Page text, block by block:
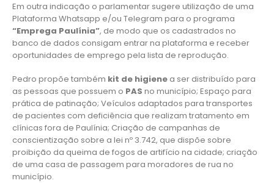
Em outra indicação o parlamentar sugere utilização de uma
Plataforma Whatsapp e/ou Telegram para o programa
“Emprega Paulínia”, de modo que os cadastrados no
banco de dados consigam entrar na plataforma e receber
oportunidades de emprego pela lista de reprodução.
Pedro propõe também kit de higiene a ser distribuído para
as pessoas que possuem o PAS no município; Espaço para
prática de patinação; Veículos adaptados para transportes
de pacientes com deficiência que realizam tratamento em
clínicas fora de Paulínia; Criação de campanhas de
conscientização sobre a lei nº 3.742, que dispõe sobre
proibição da queima de fogos de artifício na cidade; criação
de uma casa de passagem para moradores de rua no
município.